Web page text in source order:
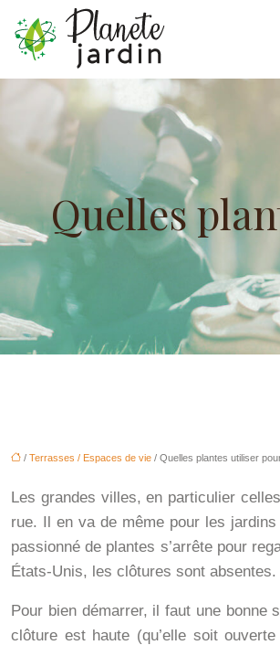
Quelles
/ Terrasses / Espaces de vie / Quelles plantes utiliser
Les grandes villes, en particulier
rue. Il en va de même pour les
passionné de plantes s’arrête pour
États-Unis, les clôtures sont absentes.
Pour bien démarrer, il faut une bonne
clôture est haute (qu’elle soit